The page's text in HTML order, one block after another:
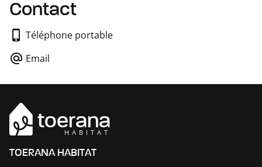
Contact
Téléphone portable
Email
toerana
HABITAT
TOERANA HABITAT